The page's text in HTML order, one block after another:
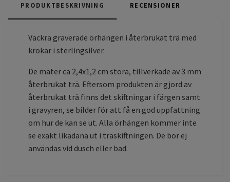
PRODUKTBESKRIVNING RECENSIONER
Vackra graverade örhängen i återbrukat trä med
krokar i sterlingsilver.
De mäter ca 2,4x1,2 cm stora, tillverkade av 3 mm
återbrukat trä. Eftersom produkten är gjord av
återbrukat trä finns det skiftningar i färgen samt
i gravyren, se bilder för att få en god uppfattning
om hur de kan se ut. Alla örhängen kommer inte
se exakt likadana ut i träskiftningen. De bör ej
användas vid dusch eller bad.